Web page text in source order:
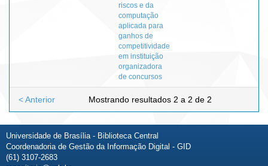
riscos e da
computação
aplicada para
ganhos de
competitividade
em instituição
organizadora
de concursos
Mostrando resultados 2 a 2 de 2
< Anterior
Universidade de Brasília - Biblioteca Central
Coordenadoria de Gestão da Informação Digital - GID
(61) 3107-2683